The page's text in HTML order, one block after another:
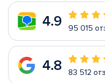
4.9 95 015
4.8 83 512